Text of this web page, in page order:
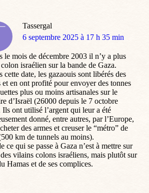
Tassergal
dit
6 septembre 2025 à 17 h 35 min
le mois de décembre 2003 il n’y a plus
israélien sur la bande de Gaza.
cette date, les gazaouis sont libérés des
et en ont profité pour envoyer des tonnes
plus ou moins artisanales sur le
d’Israël (26000 depuis le 7 octobre
Ils ont utilisé l’argent qui leur a été
donné, entre autres, par l’Europe,
des armes et creuser le “métro” de
km de tunnels au moins).
ce qui se passe à Gaza n’est à mettre sur
vilains colons israéliens, mais plutôt sur
Hamas et de ses complices.